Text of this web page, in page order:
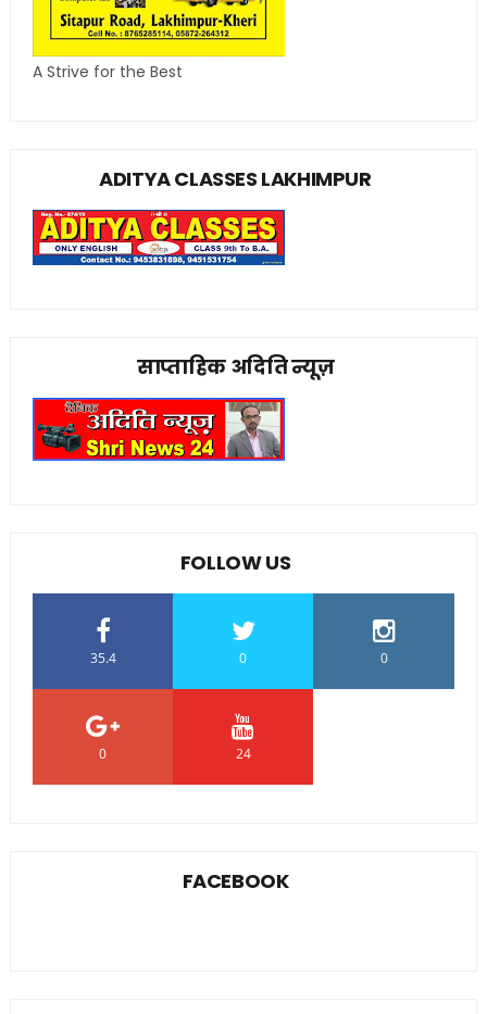
A Strive for the Best
ADITYA CLASSES LAKHIMPUR
साप्ताहिक अदिति न्यूज़
FOLLOW US
35.4 0 0
0 24
FACEBOOK